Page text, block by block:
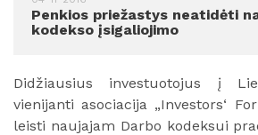
Penkios priežastys neatidėti
kodekso įsigaliojimo
Didžiausius investuotojus į
vienijanti asociacija „Investors‘
leisti naujajam Darbo kodeksui